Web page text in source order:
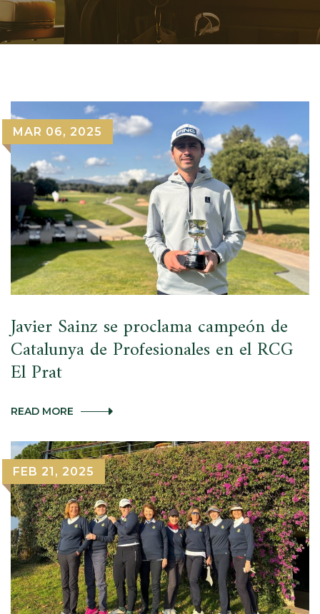
MAR 06, 2025
Javier Sainz se proclama campeón de
Catalunya de Profesionales en el RCG
El Prat
READ MORE JAVIER
PROCLAMA
CAMPEÓN
DE
CATALUNYA
DE
PROFESIONALES
EN
EL
RCG
EL
PRAT
FEB 21, 2025